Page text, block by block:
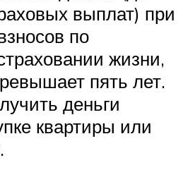
выплат) при
по
жизни,
пять лет.
деньги
квартиры или